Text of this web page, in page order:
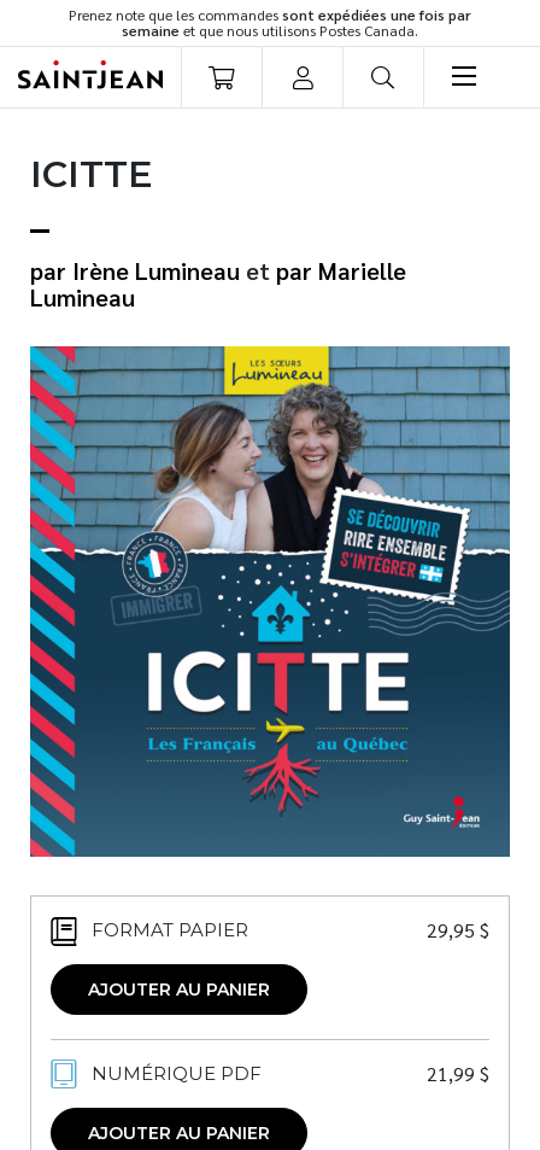
Prenez note que les commandessont expédiées une fois par
semaine et que nous utilisons Postes Canada.
Romans
Développement personnel
Littérature jeunesse
Famille
Culture générale
Témoignages
Vie pratique
Finances
Nouveautés
Numérique
Livres audio
Meilleurs vendeurs
Page vedette
AUTEURS
À PROPOS
ICITTE
Irène Lumineau et
Marielle
Lumineau
FORMAT PAPIER 29,95 $
AJOUTER AU PANIER
NUMÉRIQUE PDF 21,99 $
AJOUTER AU PANIER